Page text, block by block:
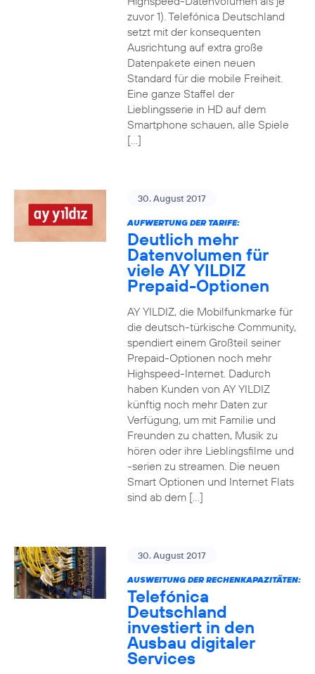
zuvor 1). Telefónica Deutschland
setzt mit der konsequenten
Ausrichtung auf extra große
Datenpakete einen neuen
Standard für die mobile Freiheit.
Eine ganze Staffel der
Lieblingsserie in HD auf dem
Smartphone schauen, alle Spiele
[…]
30. August 2017
AUFWERTUNG DER TARIFE:
Deutlich mehr
Datenvolumen für
viele AY YILDIZ
Prepaid-Optionen
AY YILDIZ, die Mobilfunkmarke für
die deutsch-türkische Community,
spendiert einem Großteil seiner
Prepaid-Optionen noch mehr
Highspeed-Internet. Dadurch
haben Kunden von AY YILDIZ
künftig noch mehr Daten zur
Verfügung, um mit Familie und
Freunden zu chatten, Musik zu
hören oder ihre Lieblingsfilme und
-serien zu streamen. Die neuen
Smart Optionen und Internet Flats
sind ab dem […]
30. August 2017
AUSWEITUNG DER RECHENKAPAZITÄTEN:
Telefónica
Deutschland
investiert in den
Ausbau digitaler
Services